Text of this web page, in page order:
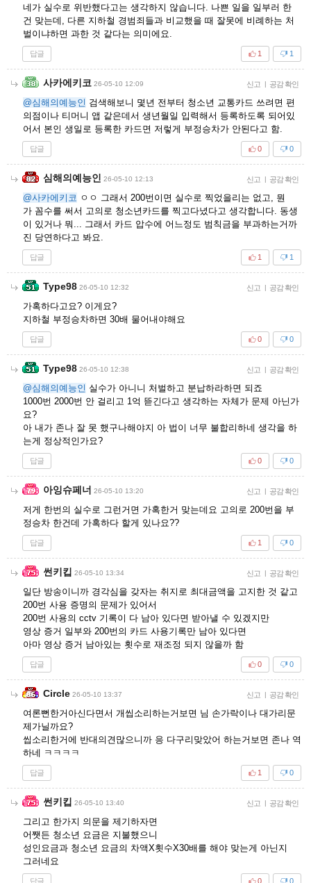
네가 실수로 위반했다고는 생각하지 않습니다. 나쁜 일을 일부러 한
건 맞는데, 다른 지하철 경범죄들과 비교했을 때 잘못에 비례하는 처
벌이냐하면 과한 것 같다는 의미에요.
답글 1
1
사카에키코 26-05-10 12:09 신고 | 공감 확인
@심해의예능인 검색해보니 몇년 전부터 청소년 교통카드 쓰려면 편
의점이나 티머니 앱 같은데서 생년월일 입력해서 등록하도록 되어있
어서 본인 생일로 등록한 카드면 저렇게 부정승차가 안된다고 함.
답글 0
0
심해의예능인 26-05-10 12:13 신고 | 공감 확인
@사카에키코 ㅇㅇ 그래서 200번이면 실수로 찍었을리는 없고, 뭔
가 꼼수를 써서 고의로 청소년카드를 찍고다녔다고 생각합니다. 동생
이 있거나 뭐... 그래서 카드 압수에 어느정도 범칙금을 부과하는거까
진 당연하다고 봐요.
답글 1
1
Type98 26-05-10 12:32 신고 | 공감 확인
가혹하다고요? 이게요?
지하철 부정승차하면 30배 물어내야해요
답글 0
0
Type98 26-05-10 12:38 신고 | 공감 확인
@심해의예능인 실수가 아니니 처벌하고 분납하라하면 되죠
1000번 2000번 안 걸리고 1억 뜯긴다고 생각하는 자체가 문제 아닌가
요?
아 내가 존나 잘 못 했구나해야지 아 법이 너무 불합리하네 생각을 하
는게 정상적인가요?
답글 0
0
아잉슈페너 26-05-10 13:20 신고 | 공감 확인
저게 한번의 실수로 그런거면 가혹한거 맞는데요 고의로 200번을 부
정승차 한건데 가혹하다 할게 있나요??
답글 0
1
썬키킵 26-05-10 13:34 신고 | 공감 확인
일단 방송이니까 경각심을 갖자는 취지로 최대금액을 고지한 것 같고
200번 사용 증명의 문제가 있어서
200번 사용의 cctv 기록이 다 남아 있다면 받아낼 수 있겠지만
영상 증거 일부와 200번의 카드 사용기록만 남아 있다면
아마 영상 증거 남아있는 횟수로 재조정 되지 않을까 함
답글 0
0
Circle 26-05-10 13:37 신고 | 공감 확인
여론뻔한거아신다면서 개씹소리하는거보면 님 손가락이나 대가리문
제가닐까요?
씹소리한거에 반대의견많으니까 응 다구리맞았어 하는거보면 존나 역
하네 ㅋㅋㅋㅋ
답글 0
1
썬키킵 26-05-10 13:40 신고 | 공감 확인
그리고 한가지 의문을 제기하자면
어쨋든 청소년 요금은 지불했으니
성인요금과 청소년 요금의 차액X횟수X30배를 해야 맞는게 아닌지
그러네요
답글 0
0